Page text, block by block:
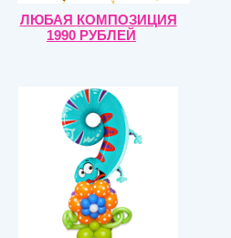
ЛЮБАЯ КОМПОЗИЦИЯ
1990 РУБЛЕЙ